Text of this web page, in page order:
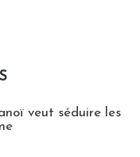
veut séduire les